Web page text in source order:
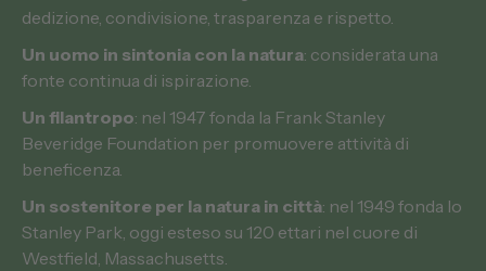
dedizione, condivisione, trasparenza e rispetto.
Un uomo in sintonia con la natura: considerata una
fonte continua di ispirazione.
Un filantropo: nel 1947 fonda la Frank Stanley
Beveridge Foundation per promuovere attività di
beneficenza.
Un sostenitore per la natura in città: nel 1949 fonda lo
Stanley Park, oggi esteso su 120 ettari nel cuore di
Westfield, Massachusetts.